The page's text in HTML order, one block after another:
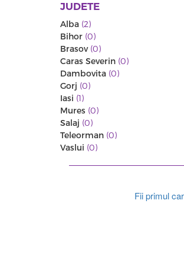
JUDETE
Alba (2)
Bihor (0)
Brasov (0)
Caras Severin (0)
Dambovita (0)
Gorj (0)
Iasi (1)
Mures (0)
Salaj (0)
Teleorman (0)
Vaslui (0)
Fii primul